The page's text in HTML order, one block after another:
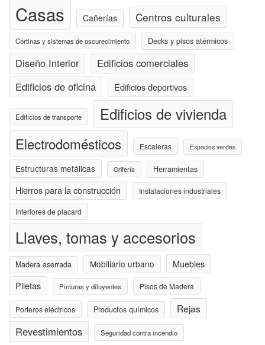
Casas Cañerías Centros culturales
Cortinas y sistemas de oscurecimiento Decks y pisos atérmicos
Diseño Interior
Edificios comerciales
Edificios de oficina
Edificios deportivos
Edificios de transporte Edificios de vivienda
Electrodomésticos Escaleras Espacios verdes
Estructuras metálicas Grifería Herramientas
Hierros para la construcción Instalaciones industriales
Interiores de placard
Llaves, tomas y accesorios
Madera aserrada Mobiliario urbano
Muebles
Piletas
Pinturas y diluyentes Pisos de Madera
Porteros eléctricos Productos químicos Rejas
Revestimientos Seguridad contra incendio